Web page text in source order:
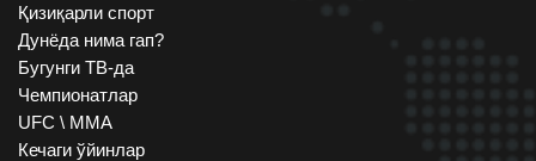
Қизиқарли спорт
Дунёда нима гап?
Бугунги ТВ-да
Чемпионатлар
UFC \ ММА
Кечаги ўйинлар